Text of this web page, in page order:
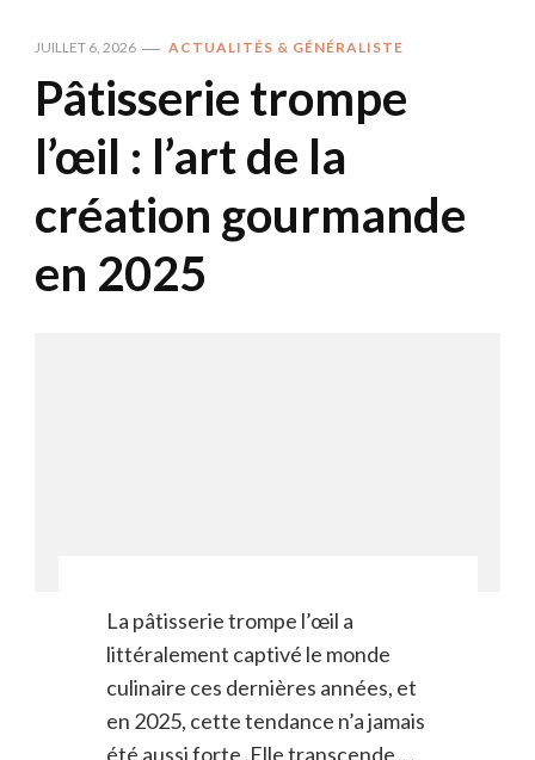
JUILLET 6, 2026 ACTUALITÉS & GÉNÉRALISTE
Pâtisserie trompe
l’œil : l’art de la
création gourmande
en 2025
La pâtisserie trompe l’œil a
littéralement captivé le monde
culinaire ces dernières années, et
en 2025, cette tendance n’a jamais
été aussi forte. Elle transcende …